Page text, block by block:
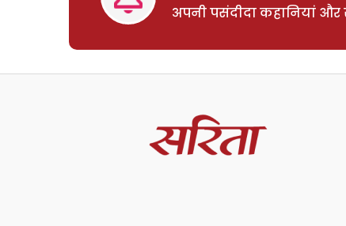
अपनी पसंदीदा कहानियां और